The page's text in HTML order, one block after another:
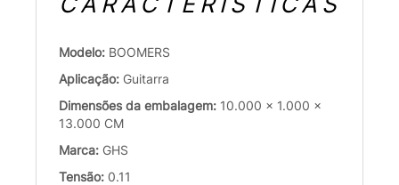
Modelo: BOOMERS
Aplicação: Guitarra
Dimensões da embalagem: 10.000 x 1.000 x
13.000 CM
Marca: GHS
Tensão: 0.11